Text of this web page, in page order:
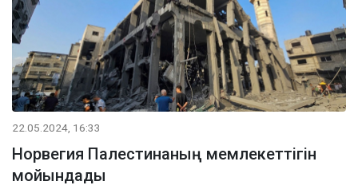
22.05.2024, 16:33
Норвегия Палестинаның мемлекеттігін
мойындады